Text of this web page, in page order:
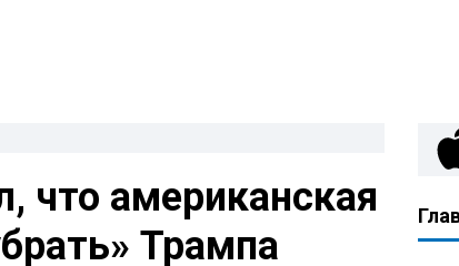
что американская
Трампа